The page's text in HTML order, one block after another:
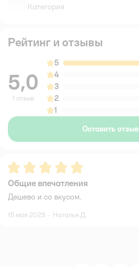
Категория
Рейтинг и отзывы
5,0
1 отзыв
5
4
3
2
1
Оставить отзыв
Рейтинг:5
Общие впечатления
Дешево и со вкусом.
15 мая 2025 · Наталья Д.